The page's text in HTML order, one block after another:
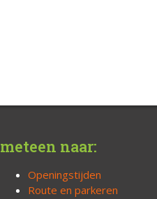
meteen naar:
Openingstijden
Route en parkeren